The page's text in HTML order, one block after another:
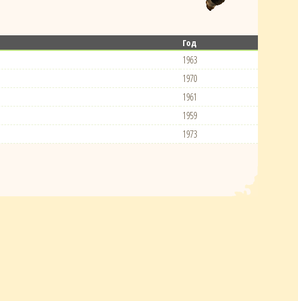
Год
1963
1970
1961
1959
1973